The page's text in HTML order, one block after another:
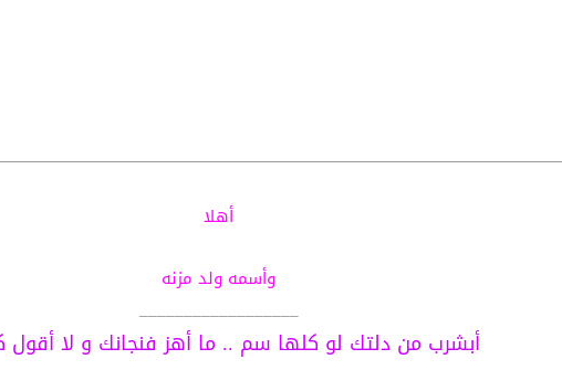
أهلا
وأسمه ولد مزنه
__________________
أبشرب من دلتك لو كلها سم .. ما أهز فنجانك و لا